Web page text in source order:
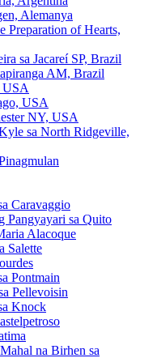
Alemanya
Preparation of Hearts,
sa Jacareí SP, Brazil
AM, Brazil
USA
USA
NY, USA
sa North Ridgeville,
Caravaggio
Pangyayari sa Quito
Alacoque
Salette
Pontmain
Pellevoisin
Knock
na Birhen sa